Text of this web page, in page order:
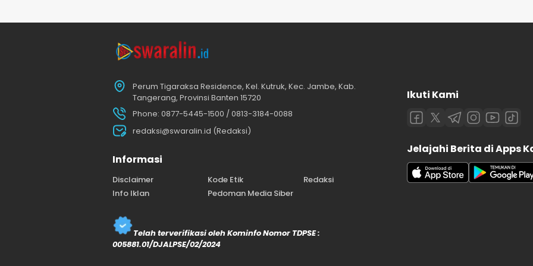
Perum Tigaraksa Residence, Kel. Kutruk, Kec. Jambe, Kab.
Tangerang, Provinsi Banten 15720
Phone: 0877-5445-1500 / 0813-3184-0088
redaksi@swaralin.id (Redaksi)
Informasi
Disclaimer Kode Etik
Redaksi
Info Iklan
Pedoman Media Siber
Telah terverifikasi oleh Kominfo Nomor TDPSE :
005881.01/DJALPSE/02/2024
Ikuti Kami
Jelajahi Berita di Apps